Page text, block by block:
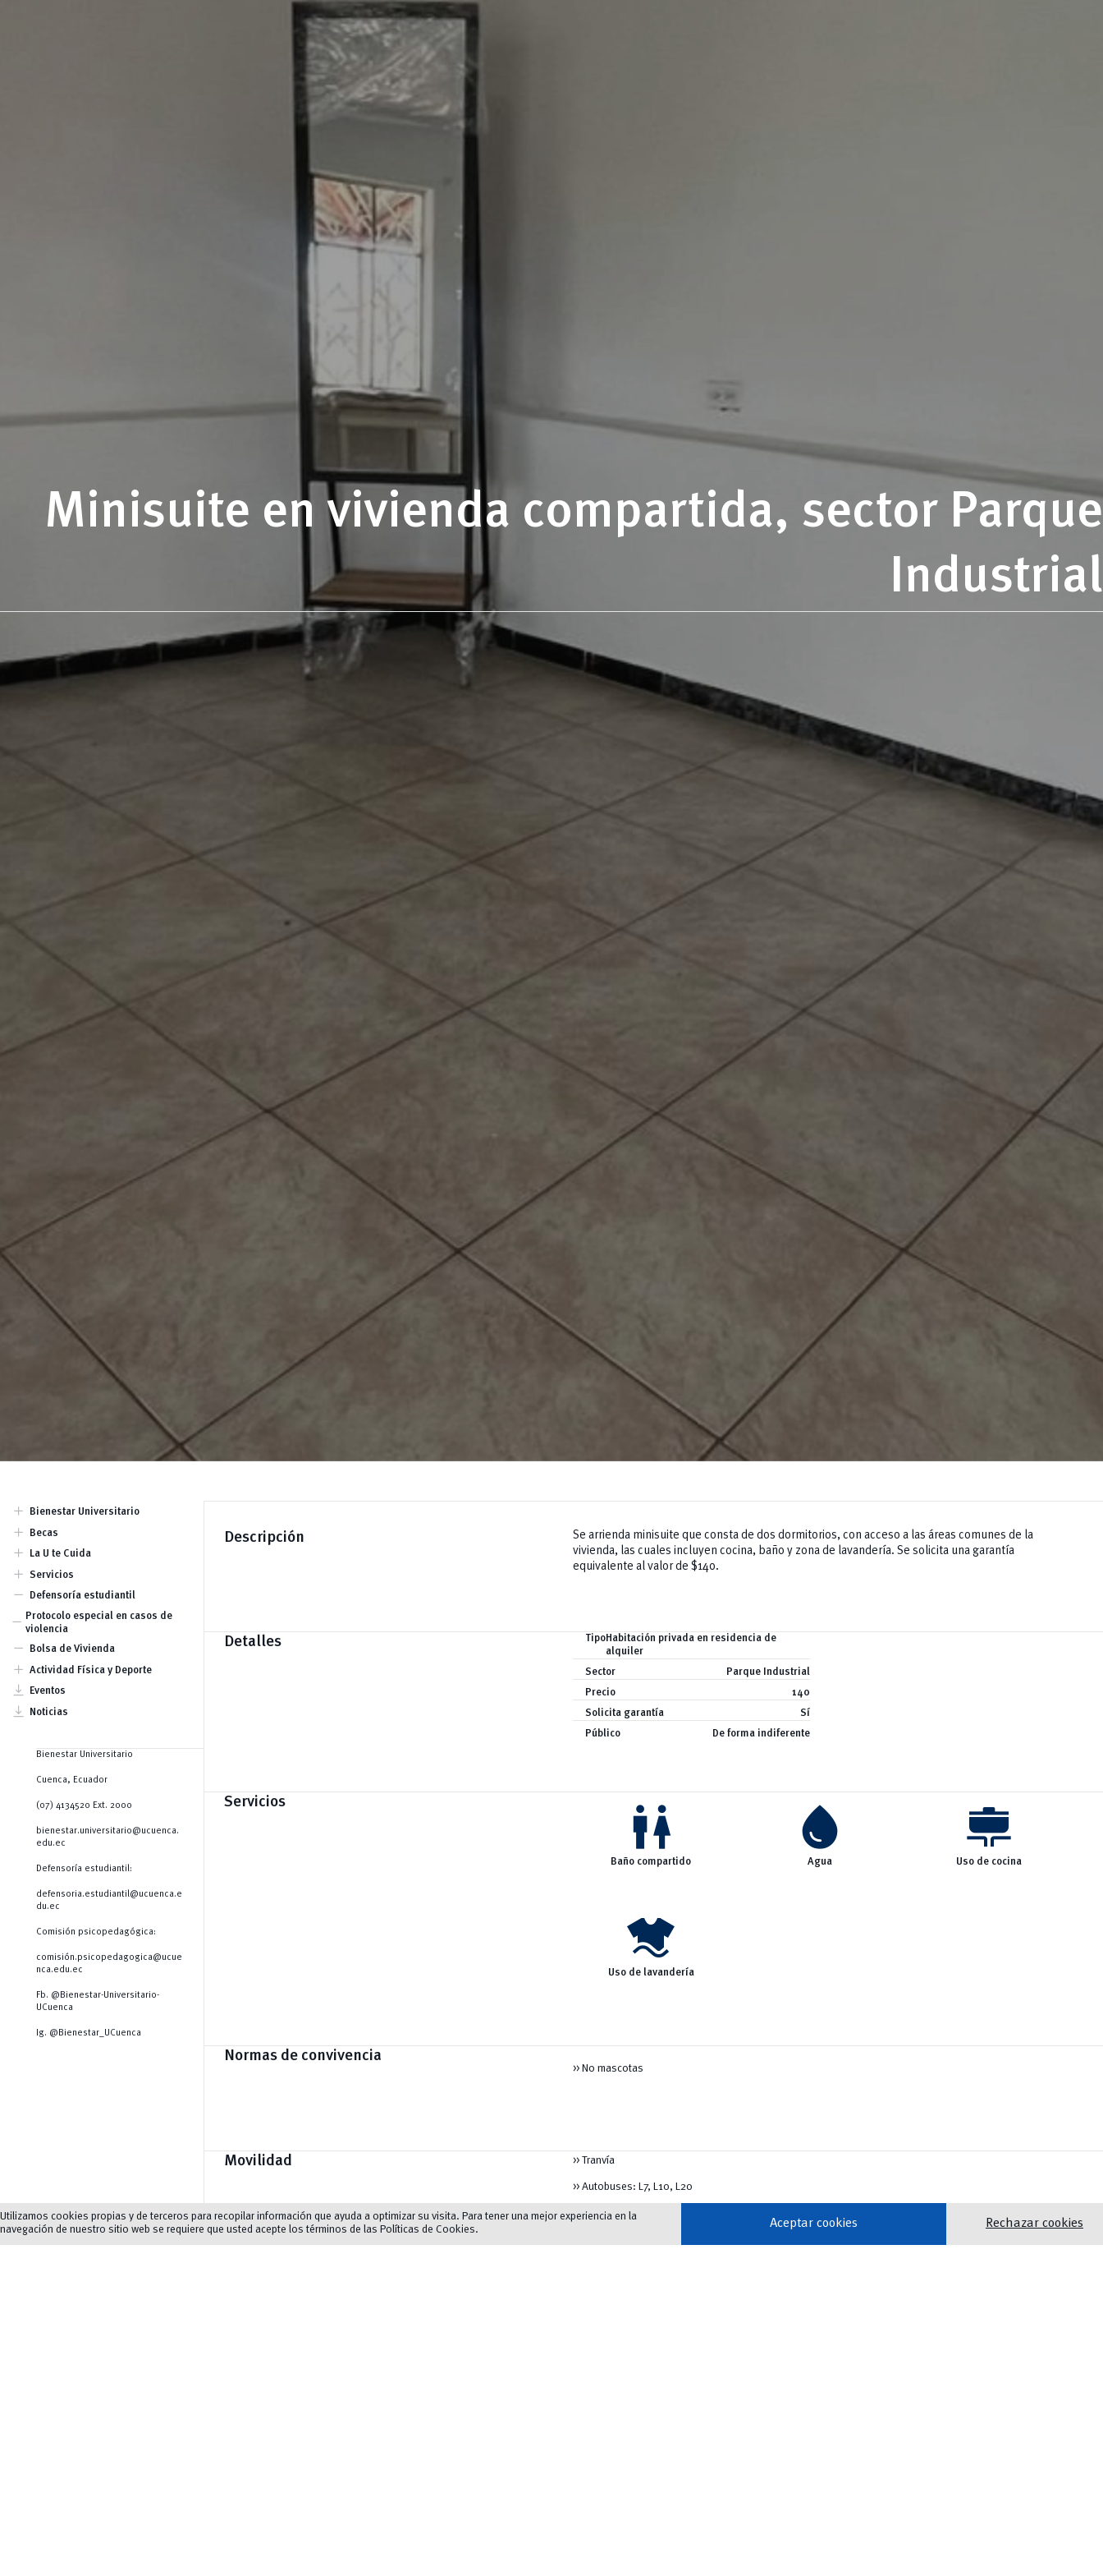
Minisuite en vivienda compartida, sector Parque
Industrial
Bienestar Universitario
add
Becas
add
Becas por condición
estudiantes con discapacidad
Becas por mérito cultural y
artístico
Becas por excelencia académica.
Becas para actividades
académicas
La U te Cuida
add
Comisión Piscopedagógica
Servicios
add
Atención psicológica y
Atención de Trabajo Social
Kindercampus
Seguro estudiantil
Defensoría estudiantil
remove
Protocolo especial en casos de
violencia
remove
Bolsa de Vivienda
remove
Actividad Física y Deporte
add
Clubes
Eventos
vertical_align_bottom
Noticias
vertical_align_bottom
Bienestar Universitario
Cuenca, Ecuador
(07) 4134520 Ext. 2000
bienestar.universitario@ucuenca.
edu.ec
Defensoría estudiantil:
defensoria.estudiantil@ucuenca.e
du.ec
Comisión psicopedagógica:
comisión.psicopedagogica@ucue
nca.edu.ec
Fb. @Bienestar-Universitario-
UCuenca
Ig. @Bienestar_UCuenca
Descripción
Se arrienda minisuite que consta de dos dormitorios, con acceso a las áreas comunes de la
vivienda, las cuales incluyen cocina, baño y zona de lavandería. Se solicita una garantía
equivalente al valor de $140.
Detalles TipoHabitación privada en residencia de
alquiler
Sector
Parque Industrial
Precio
140
Solicita garantía
Sí
Público
De forma indiferente
Servicios wc
Baño compartido
water_drop
Agua
cooking
Uso de cocina
laundry
Uso de lavandería
Normas de convivencia
>> No mascotas
Movilidad >> Tranvía
>> Autobuses: L7, L10, L20
Utilizamos cookies propias y de terceros para recopilar información que ayuda a optimizar su visita. Para tener una mejor experiencia en la
navegación de nuestro sitio web se requiere que usted acepte los términos de las Políticas de Cookies. Aceptar cookies Rechazar cookies